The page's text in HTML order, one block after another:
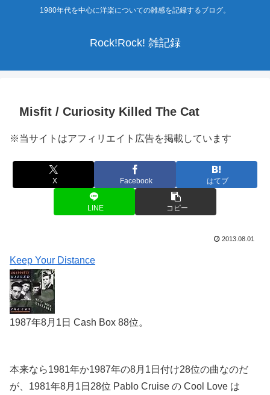
1980年代を中心に洋楽についての雑感を記録するブログ。
Rock!Rock! 雑記録
Misfit / Curiosity Killed The Cat
※当サイトはアフィリエイト広告を掲載しています
X Facebook はてブ
LINE コピー
2013.08.01
Keep Your Distance
1987年8月1日 Cash Box 88位。
本来なら1981年か1987年の8月1日付け28位の曲なのだ
が、1981年8月1日28位 Pablo Cruise の Cool Love は